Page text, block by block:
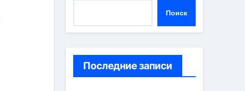
Поиск
Последние записи